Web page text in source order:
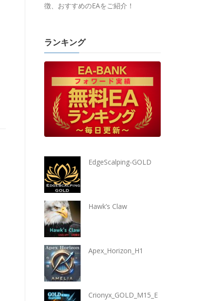
徴、おすすめのEAをご紹介！
ランキング
EdgeScalping-GOLD
Hawk’s Claw
Apex_Horizon_H1
Crionyx_GOLD_M15_E